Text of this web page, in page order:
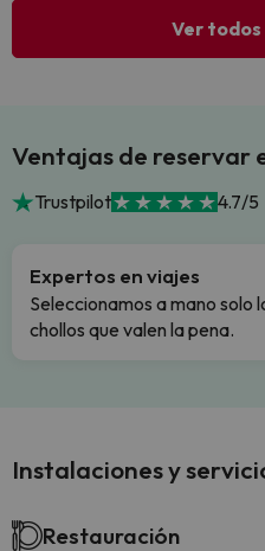
Ver todos
Ventajas de reservar
Trustpilot 4.7/5
Expertos en viajes
Seleccionamos a mano solo
chollos que valen la pena.
Instalaciones y
Restauración